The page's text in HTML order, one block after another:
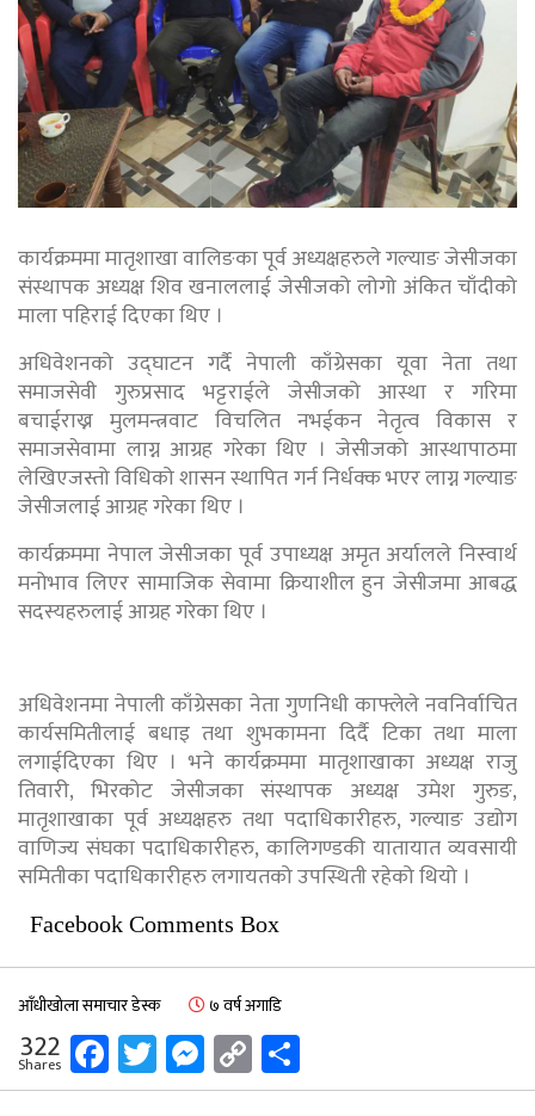
कार्यक्रममा मातृशाखा वालिङका पूर्व अध्यक्षहरुले गल्याङ जेसीजका
संस्थापक अध्यक्ष शिव खनाललाई जेसीजको लोगो अंकित चाँदीको
माला पहिराई दिएका थिए ।
अधिवेशनको उद्घाटन गर्दै नेपाली काँग्रेसका यूवा नेता तथा
समाजसेवी गुरुप्रसाद भट्टराईले जेसीजको आस्था र गरिमा
बचाईराख्न मुलमन्त्रवाट विचलित नभईकन नेतृत्व विकास र
समाजसेवामा लाग्न आग्रह गरेका थिए । जेसीजको आस्थापाठमा
लेखिएजस्तो विधिको शासन स्थापित गर्न निर्धक्क भएर लाग्न गल्याङ
जेसीजलाई आग्रह गरेका थिए ।
कार्यक्रममा नेपाल जेसीजका पूर्व उपाध्यक्ष अमृत अर्यालले निस्वार्थ
मनोभाव लिएर सामाजिक सेवामा क्रियाशील हुन जेसीजमा आबद्ध
सदस्यहरुलाई आग्रह गरेका थिए ।
अधिवेशनमा नेपाली काँग्रेसका नेता गुणनिधी काफ्लेले नवनिर्वाचित
कार्यसमितीलाई बधाइ तथा शुभकामना दिर्दै टिका तथा माला
लगाईदिएका थिए । भने कार्यक्रममा मातृशाखाका अध्यक्ष राजु
तिवारी, भिरकोट जेसीजका संस्थापक अध्यक्ष उमेश गुरुङ,
मातृशाखाका पूर्व अध्यक्षहरु तथा पदाधिकारीहरु, गल्याङ उद्योग
वाणिज्य संघका पदाधिकारीहरु, कालिगण्डकी यातायात व्यवसायी
समितीका पदाधिकारीहरु लगायतको उपस्थिती रहेको थियो ।
Facebook Comments Box
आँधीखोला समाचार डेस्क ७ वर्ष अगाडि
322
Shares Facebook
Twitter
Messenger
Copy
Link